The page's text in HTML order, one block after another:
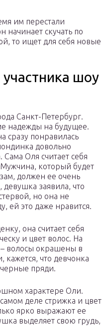
им перестали
начинает скучать по
то ищет для себя новые
шоу
Санкт-Петербург.
надежды на будущее.
сразу понравилась
довольно
Оля считает себя
который будет
должен ее очень
заявила, что
но она не
ей это даже нравится.
она считает себя
и цвет волос. На
– волосы окрашены в
что девчонка
пряди.
характере Оли.
деле стрижка и цвет
ярко выражают ее
выделяет свою грудь,